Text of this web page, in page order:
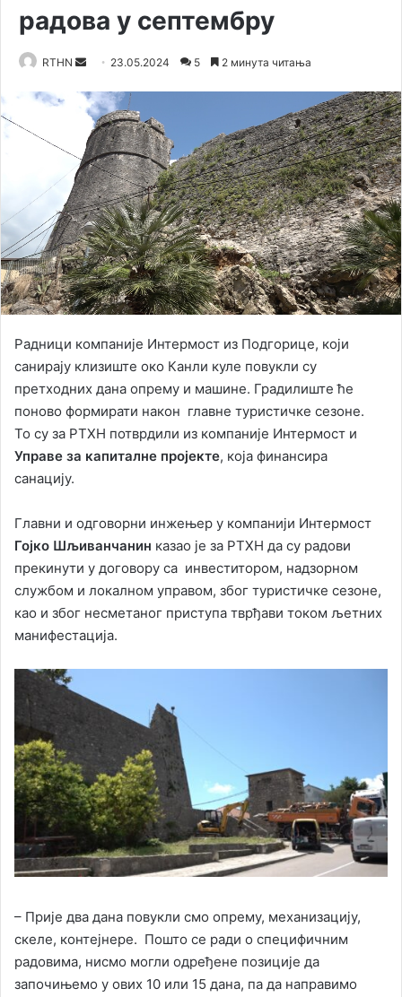
радова у септембру
RTHN
n
a
n
e
m
a
i
l
23.05.2024 5 2 минута читања
Радници компаније Интермост из Подгорице, који
санирају клизиште око Канли куле повукли су
претходних дана опрему и машине. Градилиште ће
поново формирати након главне туристичке сезоне.
То су за РТХН потврдили из компаније Интермост и
Управе за капиталне пројекте, која финансира
санацију.
Главни и одговорни инжењер у компанији Интермост
Гојко Шљиванчанин казао је за РТХН да су радови
прекинути у договору са инвеститором, надзорном
службом и локалном управом, због туристичке сезоне,
као и због несметаног приступа тврђави током љетних
манифестација.
– Прије два дана повукли смо опрему, механизацију,
скеле, контејнере. Пошто се ради о специфичним
радовима, нисмо могли одређене позиције да
започињемо у ових 10 или 15 дана, па да направимо